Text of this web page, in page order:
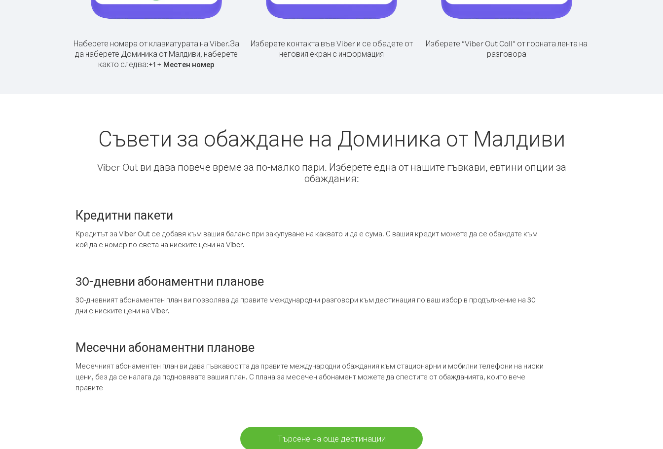
Наберете номера от клавиатурата на Viber.За
да наберете Доминика от Малдиви, наберете
както следва:+1 + Местен номер
Изберете контакта във Viber и се обадете от
неговия екран с информация
Изберете “Viber Out Call” от горната лента на
разговора
Съвети за обаждане на Доминика от Малдиви
Viber Out ви дава повече време за по-малко пари. Изберете една от нашите гъвкави, евтини опции за
обаждания:
Кредитни пакети
Кредитът за Viber Out се добавя към вашия баланс при закупуване на каквато и да е сума. С вашия кредит можете да се обаждате към
кой да е номер по света на ниските цени на Viber.
30-дневни абонаментни планове
30-дневният абонаментен план ви позволява да правите международни разговори към дестинация по ваш избор в продължение на 30
дни с ниските цени на Viber.
Месечни абонаментни планове
Месечният абонаментен план ви дава гъвкавостта да правите международни обаждания към стационарни и мобилни телефони на ниски
цени, без да се налага да подновявате вашия план. С плана за месечен абонамент можете да спестите от обажданията, които вече
правите
Търсене на още дестинации